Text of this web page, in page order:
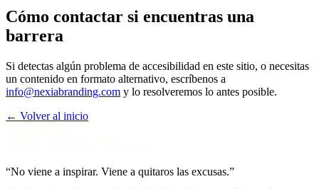
Cómo contactar si encuentras una
barrera
Si detectas algún problema de accesibilidad en este sitio, o necesitas
un contenido en formato alternativo, escríbenos a
info@nexiabranding.com y lo resolveremos lo antes posible.
← Volver al inicio
“No viene a inspirar. Viene a quitaros las excusas.”